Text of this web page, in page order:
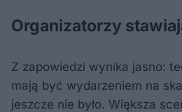
Organizatorzy
Z zapowiedzi wynika jasno:
mają być wydarzeniem na
jeszcze nie było. Większa